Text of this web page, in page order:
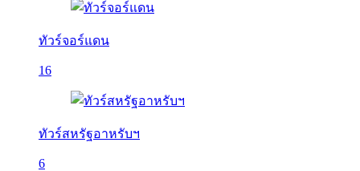
ทัวร์จอร์แดน
16
ทัวร์สหรัฐอาหรับฯ
6